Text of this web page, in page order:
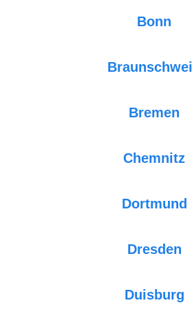
Bonn
Bremen
Chemnitz
Dortmund
Dresden
Duisburg